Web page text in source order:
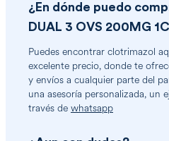
¿En dónde puedo
DUAL 3 OVS 200MG
Puedes encontrar clotrimazol
excelente precio, donde te
y envíos a cualquier parte del
una asesoría personalizada, un
través de whatsapp